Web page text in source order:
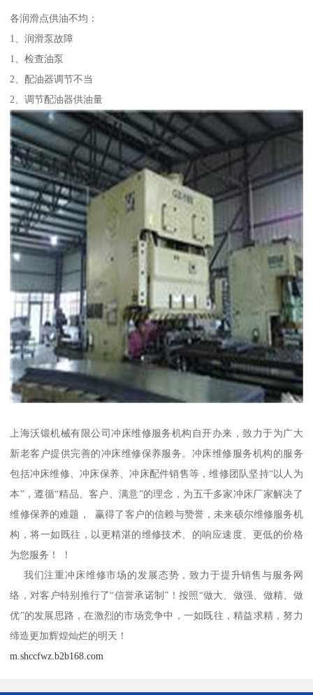
各润滑点供油不均：
1、润滑泵故障
1、检查油泵
2、配油器调节不当
2、调节配油器供油量
上海沃锻机械有限公司冲床维修服务机构自开办来，致力于为广大
新老客户提供完善的冲床维修保养服务。冲床维修服务机构的服务
包括冲床维修、冲床保养、冲床配件销售等，维修团队坚持“以人为
本”，遵循“精品、客户、满意”的理念，为五千多家冲床厂家解决了
维修保养的难题， 赢得了客户的信赖与赞誉，未来硕尔维修服务机
构，将一如既往，以更精湛的维修技术、的响应速度、更低的价格
为您服务！ ！
我们注重冲床维修市场的发展态势，致力于提升销售与服务网
络，对客户特别推行了“信誉承诺制”！按照“做大、做强、做精、做
优”的发展思路，在激烈的市场竞争中，一如既往，精益求精，努力
缔造更加辉煌灿烂的明天！
m.shccfwz.b2b168.com